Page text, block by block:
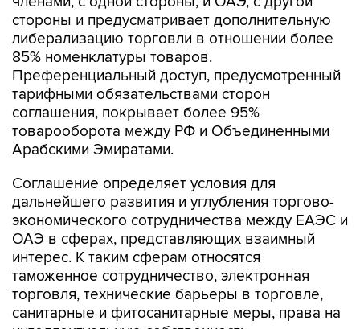
стороны и предусматривает дополнительную
либерализацию торговли в отношении более
85% номенклатуры товаров.
Преференциальный доступ, предусмотренный
тарифными обязательствами сторон
соглашения, покрывает более 95%
товарооборота между РФ и Объединенными
Арабскими Эмиратами.
Соглашение определяет условия для
дальнейшего развития и углубления торгово-
экономического сотрудничества между ЕАЭС и
ОАЭ в сферах, представляющих взаимный
интерес. К таким сферам относятся
таможенное сотрудничество, электронная
торговля, технические барьеры в торговле,
санитарные и фитосанитарные меры, права на